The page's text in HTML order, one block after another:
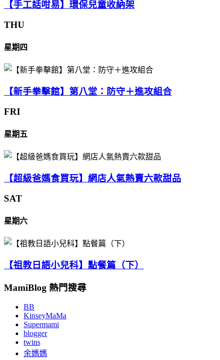
【手工話咁易】環保兒童收納架
THU
星期四
【新手拳擊館】第八堂：防守＋進攻組合
FRI
星期五
【超級爸媽食買玩】網店人氣熱賣六款甜品
SAT
星期六
【祖教日語小兒科】點餐篇（下）
MamiBlog 熱門搜尋
BB
KinseyMaMa
Supermami
blogger
twins
余媽媽